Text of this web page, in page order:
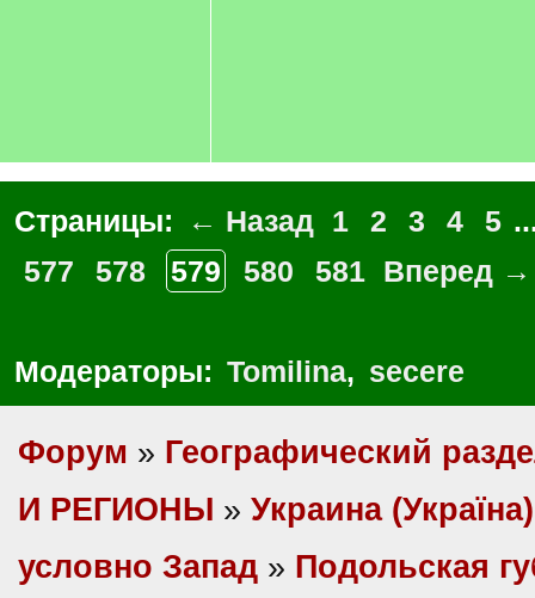
Страницы: ← Назад 1 2 3 4 5
577
578 579 580 581 Вперед →
Модераторы: Tomilina, secere
Форум » Географический
И РЕГИОНЫ » Украина (Україна)
условно Запад » Подольская